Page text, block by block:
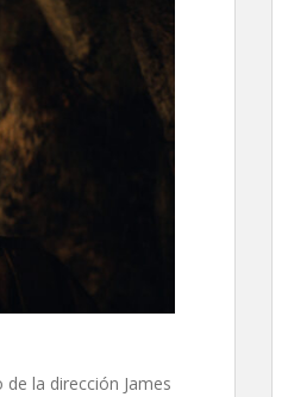
la dirección James